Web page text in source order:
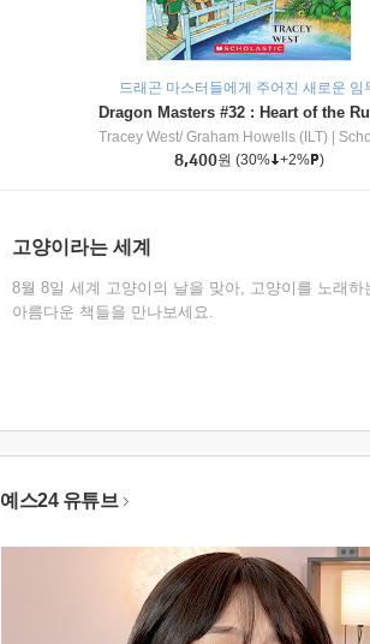
드래곤 마스터들에게 주어진 새로운 임
Tracey West/ Graham Howells (ILT)
8,400원 (30% +2% )
고양이라는 세계
8월 8일 세계 고양이의 날을 맞아, 고양이를 노래하
아름다운 책들을 만나보세요.
예스24 유튜브